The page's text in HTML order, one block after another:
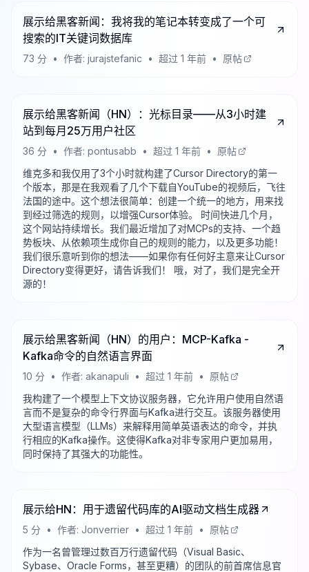
展示给黑客新闻：我将我的笔记本转变成了一个可
搜索的IT关键词数据库
73 分 • 作者: jurajstefanic • 超过 1 年前 • 原帖
展示给黑客新闻（HN）：光标目录——从3小时建
站到每月25万用户社区
36 分 • 作者: pontusabb • 超过 1 年前 •
原帖
维克多和我仅用了3个小时就构建了Cursor Directory的第一
个版本，那是在我观看了几个下载自YouTube的视频后，飞往
法国的途中。这个想法很简单：创建一个统一的地方，用来找
到经过筛选的规则，以增强Cursor体验。 时间快进几个月，
这个网站持续增长。我们最近增加了对MCPs的支持、一个趋
势板块、从依赖项生成你自己的规则的能力，以及更多功能！
我们很乐意听到你的想法——如果你有任何好主意来让Cursor
Directory变得更好，请告诉我们！ 哦，对了，我们是完全开
源的！
展示给黑客新闻（HN）的用户：MCP-Kafka -
Kafka命令的自然语言界面
10 分 • 作者: akanapuli • 超过 1 年前 •
原帖
我构建了一个模型上下文协议服务器，它允许用户使用自然语
言而不是复杂的命令行界面与Kafka进行交互。该服务器使用
大型语言模型（LLMs）来解释用简单英语表达的命令，并执
行相应的Kafka操作。这使得Kafka对非专家用户更加易用，
同时保持了其强大的功能性。
展示给HN：用于遗留代码库的AI驱动文档生成器
5 分 • 作者: Jonverrier • 超过 1 年前 •
原帖
作为一名曾管理过数百万行遗留代码（Visual Basic、
Sybase、Oracle Forms，甚至更糟）的团队的前首席信息官